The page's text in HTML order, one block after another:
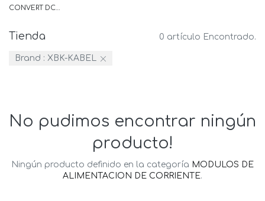
CONVERT DC/DC
Tienda 0 artículo Encontrado.
Brand : XBK-KABEL
No pudimos encontrar ningún
producto!
Ningún producto definido en la categoría MODULOS DE
ALIMENTACION DE CORRIENTE.